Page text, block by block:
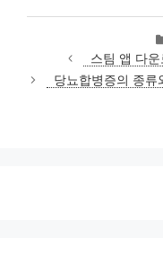
스팀 앱 다
당뇨합병증의 종류